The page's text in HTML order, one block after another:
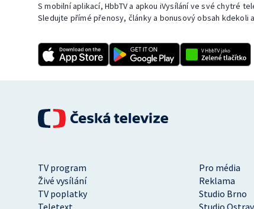
S mobilní aplikací, HbbTV a apkou iVysílání ve své chytré
Sledujte přímé přenosy, články a bonusový obsah kdekoli
TV program
Pro média
Živé vysílání
Reklama
TV poplatky
Studio Brno